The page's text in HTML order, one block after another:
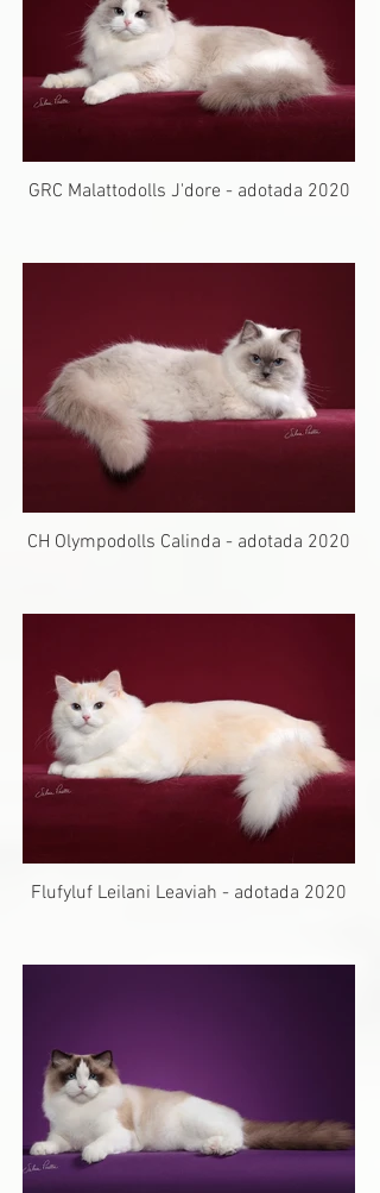
GRC Malattodolls J'dore - adotada 2020
CH Olympodolls Calinda - adotada 2020
Flufyluf Leilani Leaviah - adotada 2020